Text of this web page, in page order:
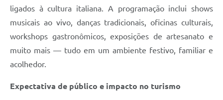
ligados à cultura italiana. A programação inclui shows
musicais ao vivo, danças tradicionais, oficinas culturais,
workshops gastronômicos, exposições de artesanato e
muito mais — tudo em um ambiente festivo, familiar e
acolhedor.
Expectativa de público e impacto no turismo